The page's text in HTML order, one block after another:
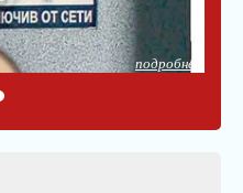
подробнее